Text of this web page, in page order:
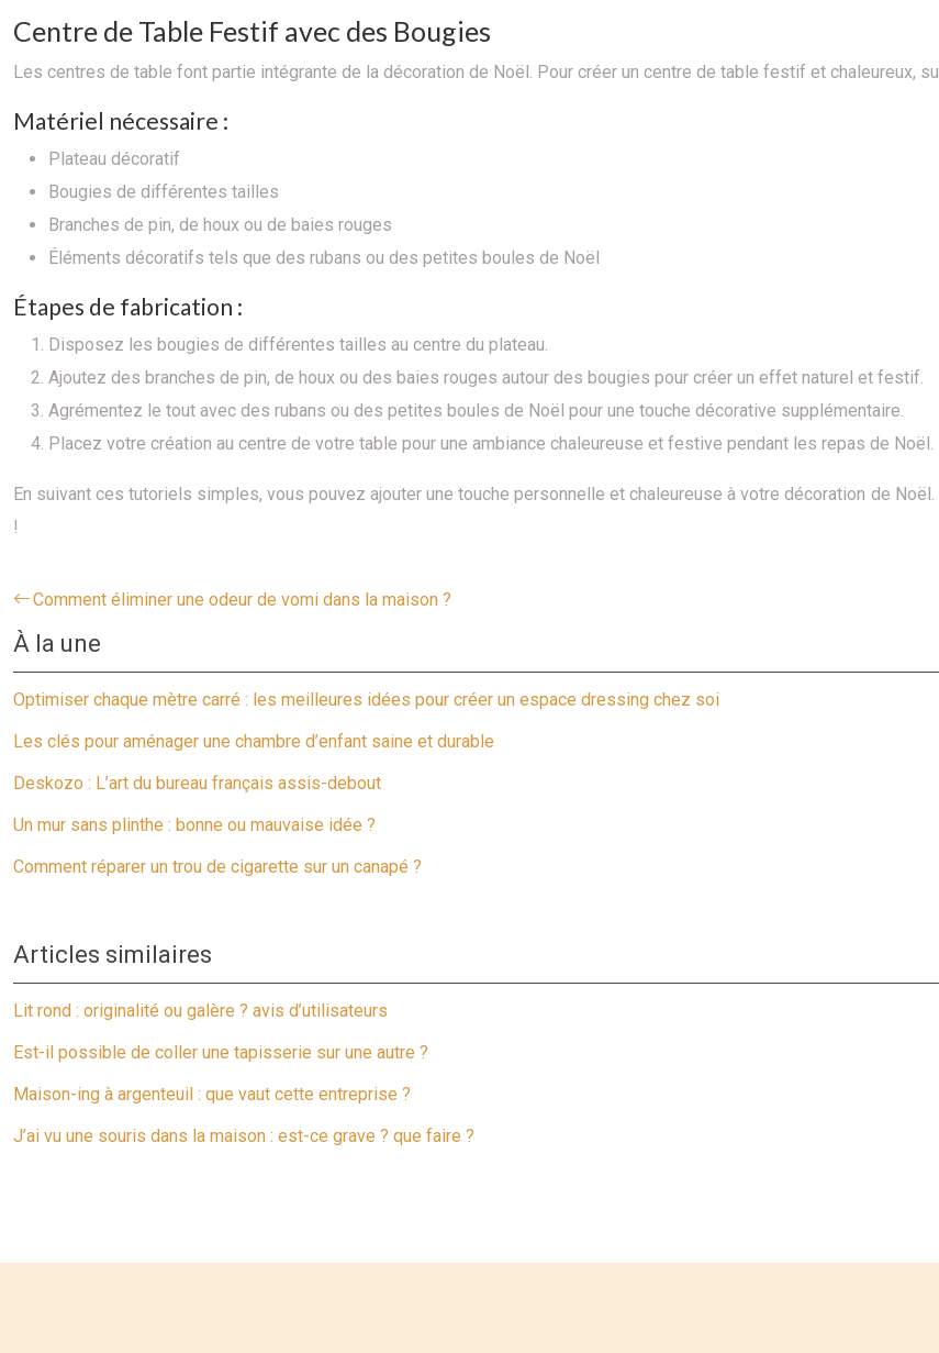
Centre de Table Festif avec des Bougies
Les centres de table font partie intégrante de la décoration de Noël. Pour créer un centre de table festif et chaleureux,
Matériel nécessaire :
Plateau décoratif
Bougies de différentes tailles
Branches de pin, de houx ou de baies rouges
Éléments décoratifs tels que des rubans ou des petites boules de Noël
Étapes de fabrication :
Disposez les bougies de différentes tailles au centre du plateau.
Ajoutez des branches de pin, de houx ou des baies rouges autour des bougies pour créer un effet naturel et festif.
Agrémentez le tout avec des rubans ou des petites boules de Noël pour une touche décorative supplémentaire.
Placez votre création au centre de votre table pour une ambiance chaleureuse et festive pendant les repas de Noël.
En suivant ces tutoriels simples, vous pouvez ajouter une touche personnelle et chaleureuse à votre décoration de
!
Comment éliminer une odeur de vomi dans la maison ?
À la une
Optimiser chaque mètre carré : les meilleures idées pour créer un espace dressing chez soi
Les clés pour aménager une chambre d’enfant saine et durable
Deskozo : L’art du bureau français assis-debout
Un mur sans plinthe : bonne ou mauvaise idée ?
Comment réparer un trou de cigarette sur un canapé ?
Articles similaires
Lit rond : originalité ou galère ? avis d’utilisateurs
Est-il possible de coller une tapisserie sur une autre ?
Maison-ing à argenteuil : que vaut cette entreprise ?
J’ai vu une souris dans la maison : est-ce grave ? que faire ?